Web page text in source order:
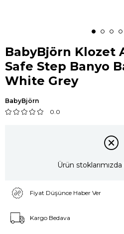
BabyBjörn Klozet
Safe Step Banyo
White Grey
BabyBjörn
0.0
Ürün stoklarımızda
Fiyat Düşünce Haber Ver
Kargo Bedava